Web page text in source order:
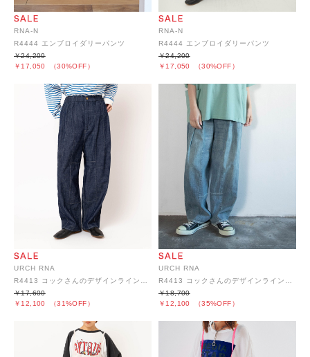
RNA-N
R4444 エンブロイダリーパンツ
￥17,050 （30%OFF）
￥24,200
RNA-N
R4444 エンブロイダリーパンツ
￥17,050 （30%OFF）
￥24,200
URCH RNA
R4413 コックさんのデザインラインパンツ
￥12,100 （31%OFF）
￥17,600
URCH RNA
R4413 コックさんのデザインラインパンツ
￥12,100 （35%OFF）
￥18,700